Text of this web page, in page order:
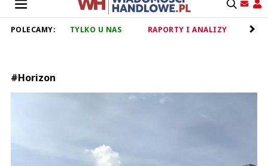
POLECAMY: TYLKO U NAS RAPORTY I ANALIZY
#Horizon